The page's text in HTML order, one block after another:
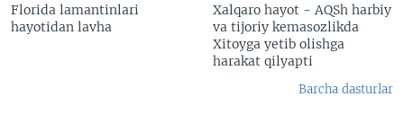
Florida lamantinlari
hayotidan lavha
Xalqaro hayot - AQSh harbiy
va tijoriy kemasozlikda
Xitoyga yetib olishga
harakat qilyapti
Barcha dasturlar